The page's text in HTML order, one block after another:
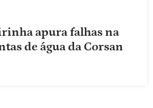
apura falhas na
de água da Corsan